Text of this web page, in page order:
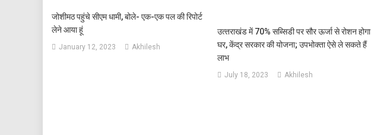
जोशीमठ पहुंचे सीएम धामी, बोले- एक-एक पल की रिपोर्ट
लेने आया हूं
January 12, 2023 Akhilesh
उत्‍तराखंड में 70% सब्सिडी पर सौर ऊर्जा से रोशन होगा
घर, केंद्र सरकार की योजना; उपभोक्ता ऐसे ले सकते हैं
लाभ
July 18, 2023 Akhilesh